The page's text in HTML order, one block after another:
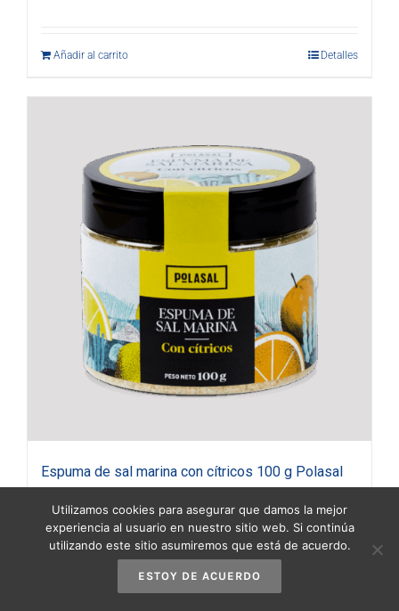
Añadir al carrito Detalles
Espuma de sal marina con cítricos 100 g Polasal
3,90€ (IVA incluido)
Utilizamos cookies para asegurar que damos la mejor
experiencia al usuario en nuestro sitio web. Si continúa
utilizando este sitio asumiremos que está de acuerdo.
ESTOY DE ACUERDO